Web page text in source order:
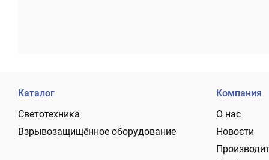
Каталог
Светотехника
Взрывозащищённое оборудование
Компания
О нас
Новости